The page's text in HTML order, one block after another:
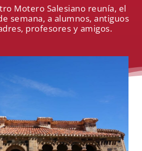
Motero Salesiano reunía, el
semana, a alumnos, antiguos
profesores y amigos.